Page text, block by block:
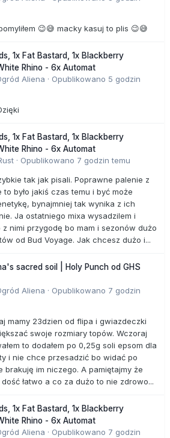
😉😅 macky kasuj to plis 😉😅
1x Fat Bastard, 1x Blackberry
Rhino - 6x Automat
Aliena · Opublikowano 5 godzin
1x Fat Bastard, 1x Blackberry
Rhino - 6x Automat
· Opublikowano 7 godzin temu
tak jak pisali. Poprawne palenie z
to było jakiś czas temu i być może
bynajmniej tak wynika z ich
Ja ostatniego mixa wysadzilem i
nimi przygodę bo mam i sezonów dużo
od Bud Voyage. Jak chcesz dużo i...
sacred soil | Holy Punch od GHS
Aliena · Opublikowano 7 godzin
mamy 23dzien od flipa i gwiazdeczki
swoje rozmiary topów. Wczoraj
to dodałem po 0,25g soli epsom dla
i nie chce przesadzić bo widać po
brakuję im niczego. A pamiętajmy że
łatwo a co za dużo to nie zdrowo...
1x Fat Bastard, 1x Blackberry
Rhino - 6x Automat
Aliena · Opublikowano 7 godzin